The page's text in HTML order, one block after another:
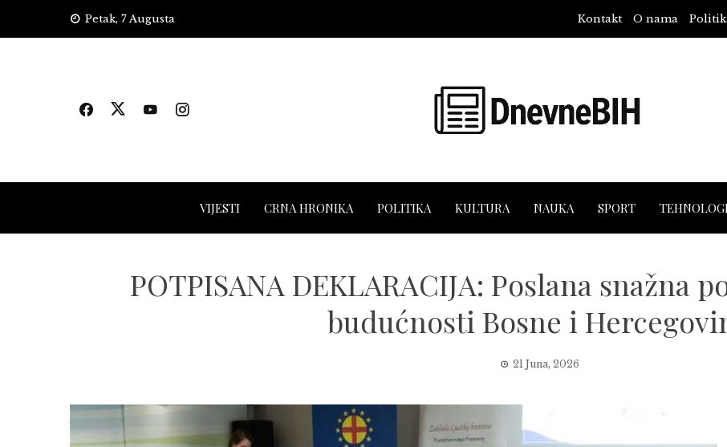
Petak, 7 Augusta Kontakt O nama
VIJESTI CRNA HRONIKA POLITIKA KULTURA NAUKA SPORT
POTPISANA DEKLARACIJA: Poslana snažna
budućnosti Bosne i
21 Juna, 2026